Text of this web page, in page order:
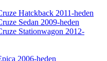
Hatckback 2011-heden
Sedan 2009-heden
Stationwagon 2012-
2006-heden